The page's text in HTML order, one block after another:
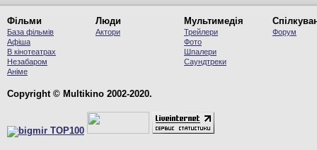
Фільми
База фільмів
Афіша
В кінотеатрах
Незабаром
Аніме
Люди
Актори
Мультимедія
Трейлери
Фото
Шпалери
Саундтреки
Форум
Copyright © Multikino 2002-2020.